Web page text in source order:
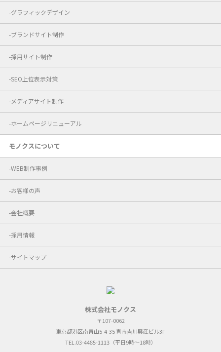
株式会社モノクス
〒107-0062
東京都港区南青山5-4-35 青南吉川興産ビル3F
TEL.03-4485-1113（平日9時～18時）
グラフィックデザイン
ブランドサイト制作
採用サイト制作
SEO上位表示対策
メディアサイト制作
ホームページリニューアル
モノクスについて
WEB制作事例
お客様の声
会社概要
採用情報
サイトマップ